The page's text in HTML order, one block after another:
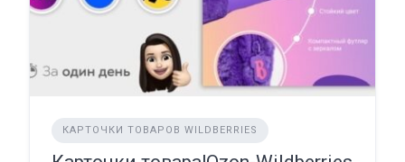
КАРТОЧКИ ТОВАРОВ WILDBERRIES